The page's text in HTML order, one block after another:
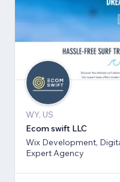
WY, US
Ecom swift LLC
Wix Development,
Expert Agency